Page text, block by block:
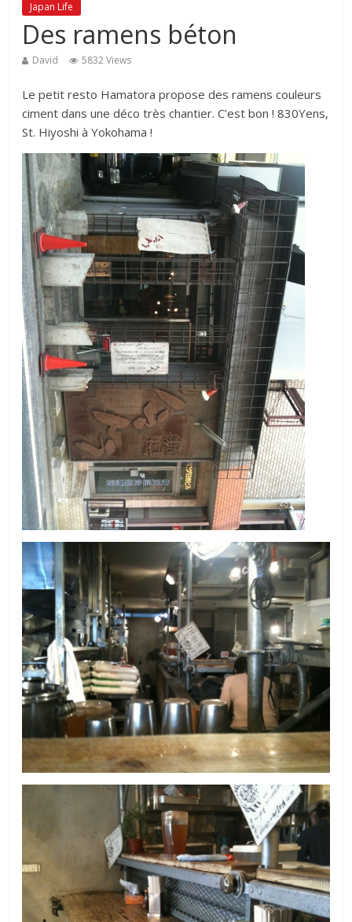
Japan Life
Des ramens béton
David 5832 Views
Le petit resto Hamatora propose des ramens couleurs
ciment dans une déco très chantier. C’est bon ! 830Yens,
St. Hiyoshi à Yokohama !